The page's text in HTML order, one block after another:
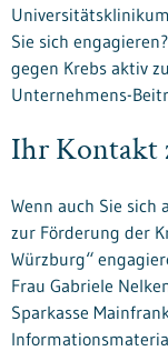
Sie sich
gegen Krebs aktiv
Unternehmens-
Ihr Kontakt
Wenn auch Sie
zur Förderung der
Würzburg“
Frau Gabriele
Sparkasse